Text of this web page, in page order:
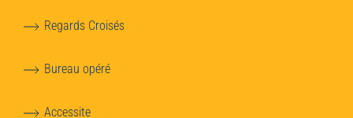
Regards Croisés
Bureau opéré
Accessite